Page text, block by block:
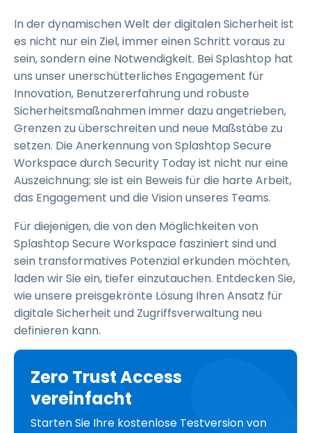
In der dynamischen Welt der digitalen Sicherheit ist
es nicht nur ein Ziel, immer einen Schritt voraus zu
sein, sondern eine Notwendigkeit. Bei Splashtop hat
uns unser unerschütterliches Engagement für
Innovation, Benutzererfahrung und robuste
Sicherheitsmaßnahmen immer dazu angetrieben,
Grenzen zu überschreiten und neue Maßstäbe zu
setzen. Die Anerkennung von Splashtop Secure
Workspace durch Security Today ist nicht nur eine
Auszeichnung; sie ist ein Beweis für die harte Arbeit,
das Engagement und die Vision unseres Teams.
Für diejenigen, die von den Möglichkeiten von
Splashtop Secure Workspace fasziniert sind und
sein transformatives Potenzial erkunden möchten,
laden wir Sie ein, tiefer einzutauchen. Entdecken Sie,
wie unsere preisgekrönte Lösung Ihren Ansatz für
digitale Sicherheit und Zugriffsverwaltung neu
definieren kann.
Zero Trust Access
vereinfacht
Starten Sie Ihre kostenlose Testversion von